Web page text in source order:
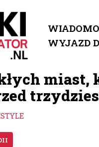
WYJAZD
miast,